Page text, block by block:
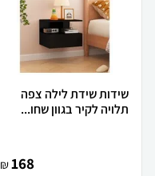
שידות שידת לילה צפה
תלויה לקיר בגוון שחו...
168
₪